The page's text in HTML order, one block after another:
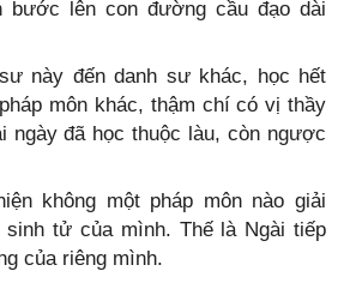
bước lên con đường cầu đạo dài
này đến danh sư khác, học hết
môn khác, thậm chí có vị thầy
ngày đã học thuộc làu, còn ngược
không một pháp môn nào giải
tử của mình. Thế là Ngài tiếp
của riêng mình.